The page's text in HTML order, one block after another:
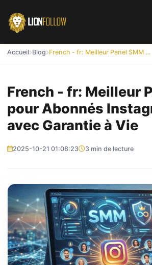
Accueil Blog French - fr: Meilleur Panel SMM pour Abonnés Instagram Réels avec Garantie à Vie
French - fr: Meilleur
pour Abonnés
avec Garantie à Vie
2025-10-21 01:08:23 3 min de lecture